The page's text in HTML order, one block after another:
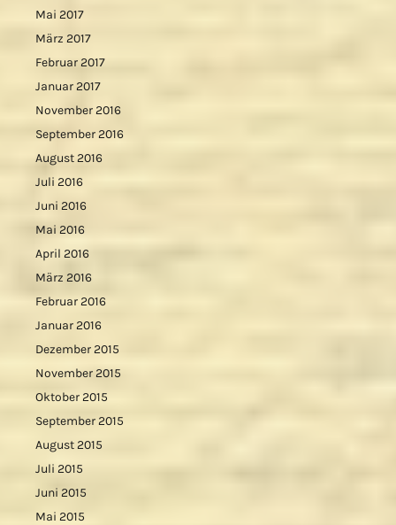
Mai 2017
März 2017
Februar 2017
Januar 2017
November 2016
September 2016
August 2016
Juli 2016
Juni 2016
Mai 2016
April 2016
März 2016
Februar 2016
Januar 2016
Dezember 2015
November 2015
Oktober 2015
September 2015
August 2015
Juli 2015
Juni 2015
Mai 2015